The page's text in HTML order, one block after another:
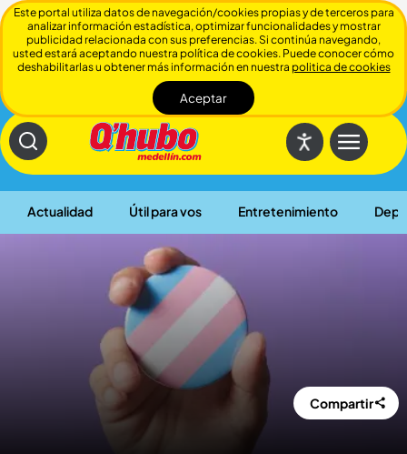
Actualidad Útil para vos Entretenimiento
Cerrar
Compartir
Este portal utiliza datos de navegación/cookies propias y de terceros para
analizar información estadística, optimizar funcionalidades y mostrar
publicidad relacionada con sus preferencias. Si continúa navegando,
usted estará aceptando nuestra política de cookies. Puede conocer cómo
deshabilitarlas u obtener más información en nuestra politica de cookies
Aceptar